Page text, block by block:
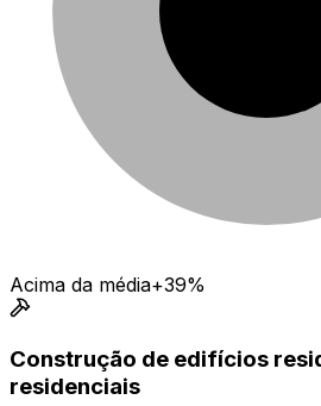
Acima da média+39%
Construção de edifícios
residenciais